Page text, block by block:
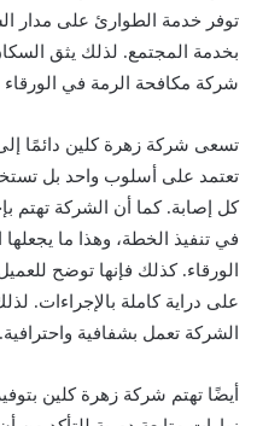
توفر خدمة الطوارئ على مدار
بخدمة المجتمع. لذلك يثق
شركة مكافحة الرمة في الورقاء
تسعى شركة زهرة كلين دائمًا
تعتمد على أسلوب واحد بل
كل إصابة. كما أن الشركة تهتم
في تنفيذ الخطة، وهذا ما
الورقاء. كذلك فإنها توضح
على دراية كاملة بالإجراءات.
الشركة تعمل بشفافية واحترافية.
أيضًا تهتم شركة زهرة كلين